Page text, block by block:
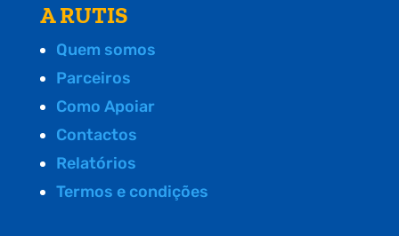
A RUTIS
Quem somos
Parceiros
Como Apoiar
Contactos
Relatórios
Termos e condições